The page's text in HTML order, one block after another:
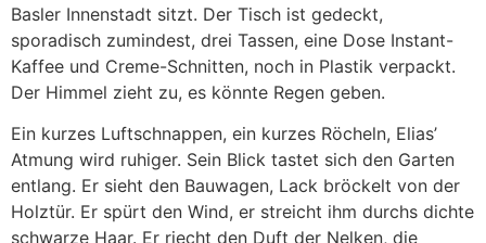
Basler Innenstadt sitzt. Der Tisch ist gedeckt,
sporadisch zumindest, drei Tassen, eine Dose Instant-
Kaffee und Creme-Schnitten, noch in Plastik verpackt.
Der Himmel zieht zu, es könnte Regen geben.
Ein kurzes Luftschnappen, ein kurzes Röcheln, Elias’
Atmung wird ruhiger. Sein Blick tastet sich den Garten
entlang. Er sieht den Bauwagen, Lack bröckelt von der
Holztür. Er spürt den Wind, er streicht ihm durchs dichte
schwarze Haar. Er riecht den Duft der Nelken, die